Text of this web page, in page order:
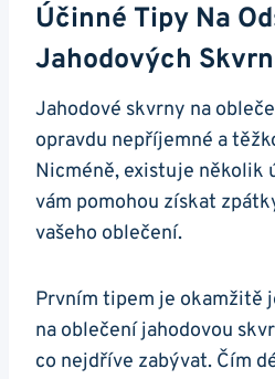
Účinné Tipy Na
Jahodových Skvrn
Jahodové​ skvrny⁣ na
opravdu nepříjemné ​a
Nicméně,‌ existuje několik‍
vám pomohou získat
vašeho oblečení.
Prvním tipem je⁤ okamžitě
‌na oblečení⁤ jahodovou
co nejdříve⁢ zabývat. Čím